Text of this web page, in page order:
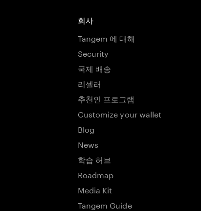
회사
Tangem 에 대해
Security
국제 배송
리셀러
추천인 프로그램
Customize your wallet
Blog
News
학습 허브
Roadmap
Media Kit
Tangem Guide